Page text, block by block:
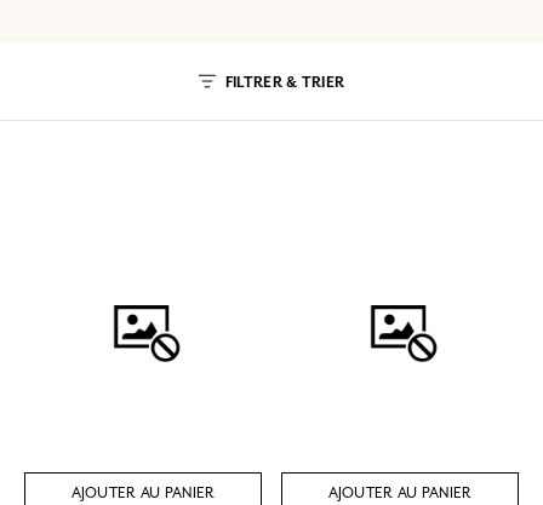
FILTRER & TRIER
AJOUTER AU PANIER AJOUTER AU PANIER